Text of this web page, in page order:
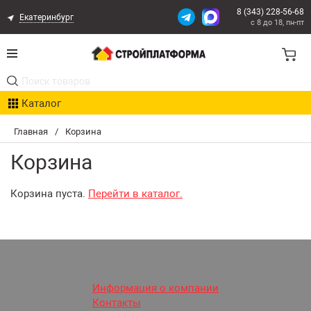
Главная / Корзина
Корзина
Корзина пуста. Перейти в каталог.
Екатеринбург
8 (343) 228-56-68
с 8 до 18, пн-пт
Каталог
Акции
Расчет доставки
Организациям
Оплата и ДоставкаИнформация о компании
Контакты